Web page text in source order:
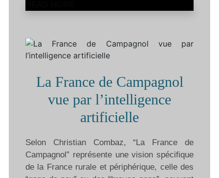
La France de Campagnol
vue par l’intelligence
artificielle
Selon Christian Combaz, “La France de
Campagnol” représente une vision spécifique
de la France rurale et périphérique, celle des